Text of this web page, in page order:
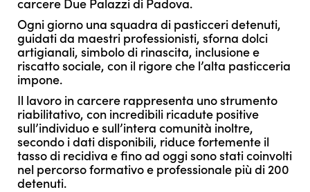
Ogni giorno una squadra di pasticceri detenuti,
guidati da maestri professionisti, sforna dolci
artigianali, simbolo di rinascita, inclusione e
riscatto sociale, con il rigore che l’alta pasticceria
impone.
Il lavoro in carcere rappresenta uno strumento
riabilitativo, con incredibili ricadute positive
sull’individuo e sull’intera comunità inoltre,
secondo i dati disponibili, riduce fortemente il
tasso di recidiva e fino ad oggi sono stati coinvolti
nel percorso formativo e professionale più di 200
detenuti.